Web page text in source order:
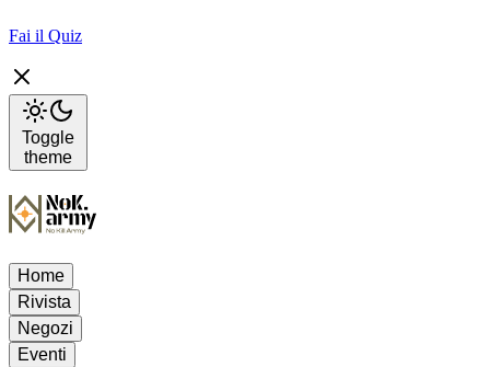
Fai il Quiz
Toggle
theme
Home
Rivista
Negozi
Eventi